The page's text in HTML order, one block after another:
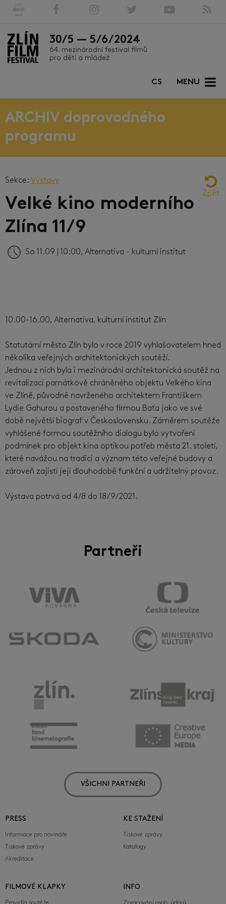
30/5 — 5/6/2024
64. mezinárodní festival filmů
pro děti a mládež
MENU
CS
ARCHIV doprovodného
programu
Zpět
Sekce: Výstavy
Velké kino moderního
Zlína 11/9
So 11.09 | 10:00, Alternativa - kulturní institut
10.00-16.00, Alternativa, kulturní institut Zlín
Statutární město Zlín bylo v roce 2019 vyhlašovatelem hned
několika veřejných architektonických soutěží.
Jednou z nich byla i mezinárodní architektonická soutěž na
revitalizaci památkově chráněného objektu Velkého kina
ve Zlíně, původně navrženého architektem Františkem
Lydie Gahurou a postaveného firmou Baťa jako ve své
době největší biograf v Československu. Záměrem soutěže
vyhlášené formou soutěžního dialogu bylo vytvoření
podmínek pro objekt kina optikou potřeb města 21. století,
které navážou na tradici a význam této veřejné budovy a
zároveň zajistí její dlouhodobě funkční a udržitelný provoz.
Výstava potrvá od 4/8 do 18/9/2021.
Partneři
VŠICHNI PARTNEŘI
PRESS
Informace pro novináře
Tiskové zprávy
Akreditace
KE STAŽENÍ
Tiskové zprávy
Katalogy
FILMOVÉ KLAPKY INFO